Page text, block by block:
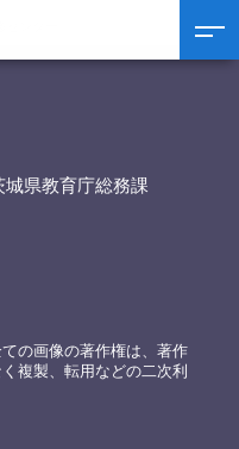
ンター
県教育庁総務課
の画像の著作権は、著作
複製、転用などの二次利